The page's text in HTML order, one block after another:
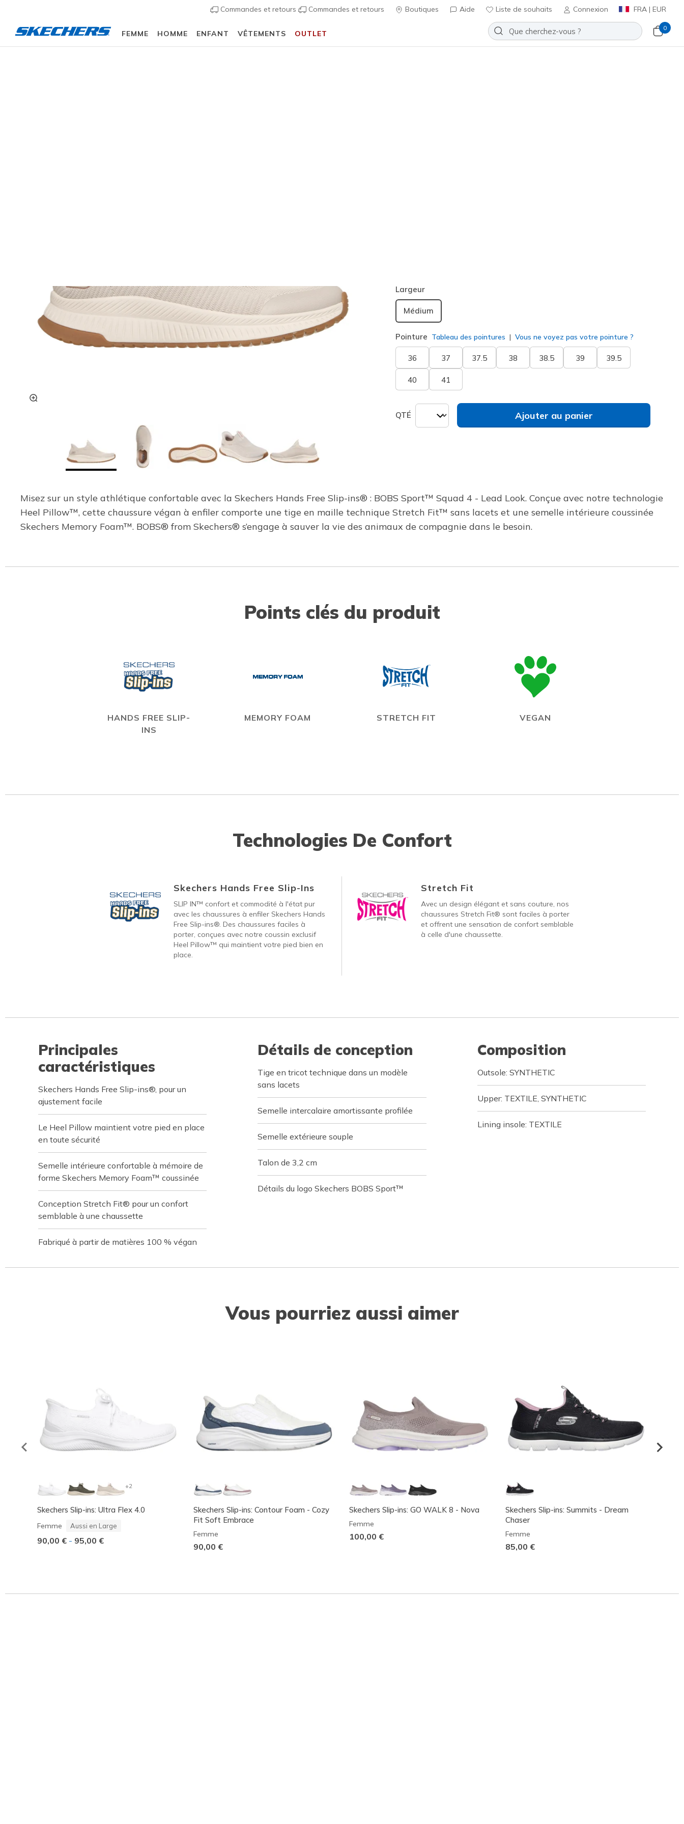
Commandes et retours Commandes et retours Boutiques Aide Liste de souhaits Connexion FRA | EUR
FEMME HOMME ENFANT VÊTEMENTS OUTLET
0
Largeur
Médium
Pointure Tableau des pointures Vous ne voyez pas votre pointure ?
36 37 37.5 38 38.5 39 39.5
40 41
QTÉ Ajouter au panier
Misez sur un style athlétique confortable avec la Skechers Hands Free Slip-ins® : BOBS Sport™ Squad 4 - Lead Look. Conçue avec notre technologie
Heel Pillow™, cette chaussure végan à enfiler comporte une tige en maille technique Stretch Fit™ sans lacets et une semelle intérieure coussinée
Skechers Memory Foam™. BOBS® from Skechers® s’engage à sauver la vie des animaux de compagnie dans le besoin.
Points clés du produit
HANDS FREE SLIP-
INS
MEMORY FOAM STRETCH FIT VEGAN
Technologies De Confort
Skechers Hands Free Slip-Ins
SLIP IN™ confort et commodité à l'état pur
avec les chaussures à enfiler Skechers Hands
Free Slip-ins®. Des chaussures faciles à
porter, conçues avec notre coussin exclusif
Heel Pillow™ qui maintient votre pied bien en
place.
Stretch Fit
Avec un design élégant et sans couture, nos
chaussures Stretch Fit® sont faciles à porter
et offrent une sensation de confort semblable
à celle d'une chaussette.
Principales
caractéristiques
Skechers Hands Free Slip-ins®, pour un
ajustement facile
Le Heel Pillow maintient votre pied en place
en toute sécurité
Semelle intérieure confortable à mémoire de
forme Skechers Memory Foam™ coussinée
Conception Stretch Fit® pour un confort
semblable à une chaussette
Fabriqué à partir de matières 100 % végan
Détails de conception
Tige en tricot technique dans un modèle
sans lacets
Semelle intercalaire amortissante profilée
Semelle extérieure souple
Talon de 3,2 cm
Détails du logo Skechers BOBS Sport™
Composition
Outsole: SYNTHETIC
Upper: TEXTILE, SYNTHETIC
Lining insole: TEXTILE
Vous pourriez aussi aimer
+2
Skechers Slip-ins: Ultra Flex 4.0
Femme Aussi en Large
90,00 € - 95,00 €
Skechers Slip-ins: Contour Foam - Cozy
Fit Soft Embrace
Femme
90,00 €
Skechers Slip-ins: GO WALK 8 - Nova
Femme
100,00 €
Skechers Slip-ins: Summits - Dream
Chaser
Femme
85,00 €